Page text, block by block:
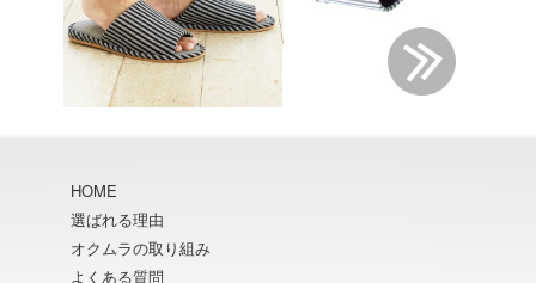
HOME
選ばれる理由
オクムラの取り組み
よくある質問